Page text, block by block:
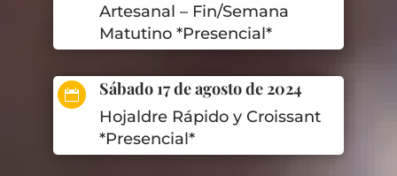
Artesanal – Fin/Semana
Matutino *Presencial*
 Sábado 17 de agosto de 2024
Hojaldre Rápido y Croissant
*Presencial*